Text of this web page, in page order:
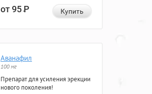
от 95Р Купить
Аванафил
100 мг
Препарат для усиления эрекции
нового поколения!